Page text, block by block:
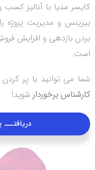
کایسر مدیا با آنالیز
بیزینس و مدیریت پروژه
بردن بازدهی و افزایش
است.
شما می توانید با پر
کارشناس برخوردار شوید!